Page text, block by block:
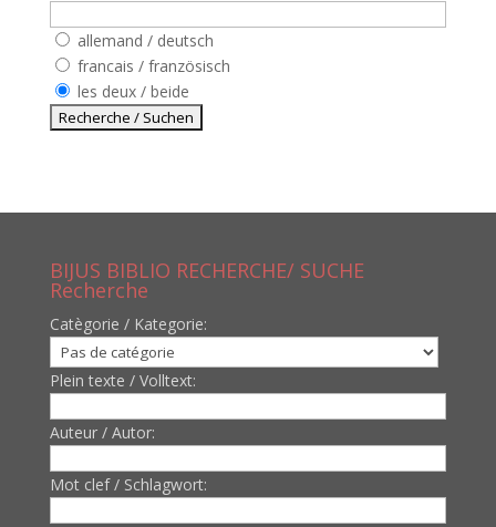
allemand / deutsch
francais / französisch
les deux / beide
BIJUS BIBLIO RECHERCHE/ SUCHE
Recherche
Catègorie / Kategorie:
Plein texte / Volltext:
Auteur / Autor:
Mot clef / Schlagwort: